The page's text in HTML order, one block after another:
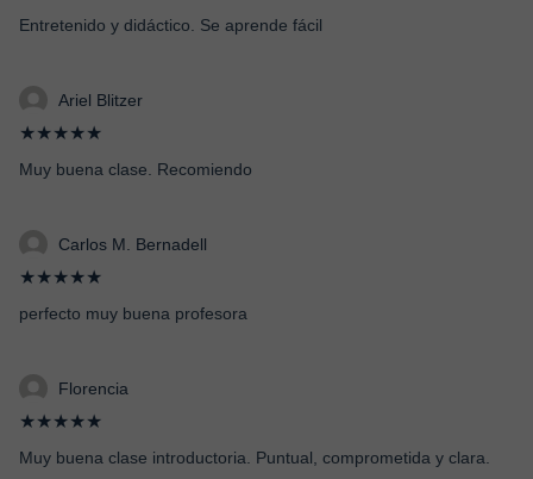
Entretenido y didáctico. Se aprende fácil
Ariel Blitzer
★★★★★
Muy buena clase. Recomiendo
Carlos M. Bernadell
★★★★★
perfecto muy buena profesora
Florencia
★★★★★
Muy buena clase introductoria. Puntual, comprometida y clara.